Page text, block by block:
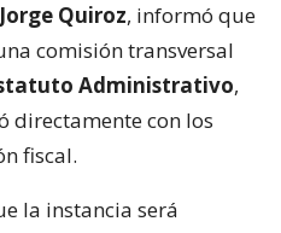
Jorge Quiroz, informó que
comisión transversal
Administrativo,
directamente con los
fiscal.
la instancia será